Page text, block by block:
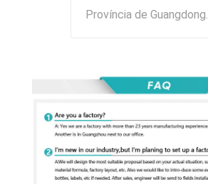
Província de Guangdong.